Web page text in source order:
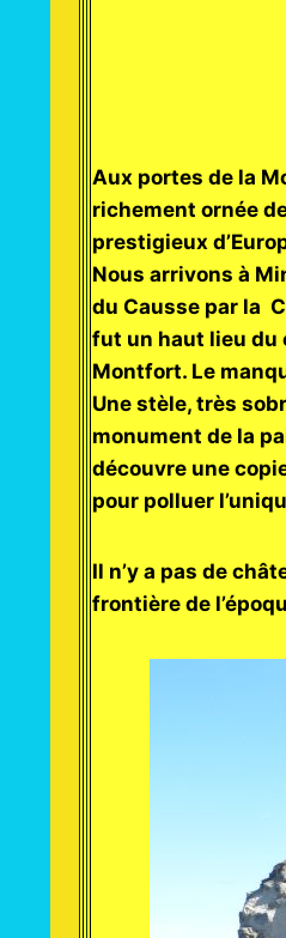
Aux portes de la
richement ornée
prestigieux
Nous arrivons à
du Causse par la
fut un haut lieu du
Montfort. Le
Une stèle, très
monument de la
découvre une
pour polluer
Il n’y a pas de
frontière de